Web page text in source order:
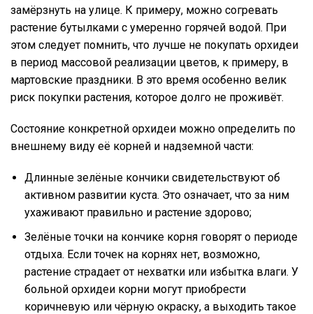
замёрзнуть на улице. К примеру, можно согревать
растение бутылками с умеренно горячей водой. При
этом следует помнить, что лучше не покупать орхидеи
в период массовой реализации цветов, к примеру, в
мартовские праздники. В это время особенно велик
риск покупки растения, которое долго не проживёт.
Состояние конкретной орхидеи можно определить по
внешнему виду её корней и надземной части:
Длинные зелёные кончики свидетельствуют об
активном развитии куста. Это означает, что за ним
ухаживают правильно и растение здорово;
Зелёные точки на кончике корня говорят о периоде
отдыха. Если точек на корнях нет, возможно,
растение страдает от нехватки или избытка влаги. У
больной орхидеи корни могут приобрести
коричневую или чёрную окраску, а выходить такое